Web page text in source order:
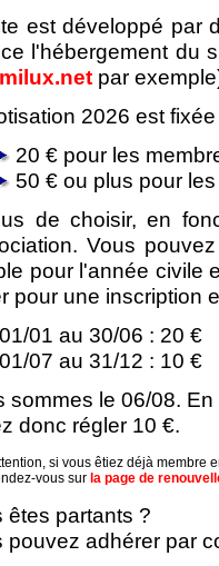
est développé par
l'hébergement du
par
2026 est
20 € pour les
50 € ou plus pour
de choisir, en
Vous
pour l'année civile
pour une inscription
01/01 au 30/06 : 20 €
01/07 au 31/12 : 10 €
sommes le 06/08.
donc régler 10 €.
si vous êtiez déjà membre
vous sur la page de
êtes partants ?
pouvez adhérer par